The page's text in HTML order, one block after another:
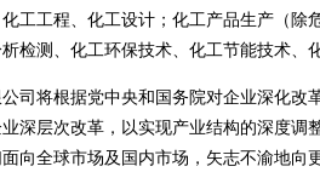
工工程、化工设计；化工产品生产（除
检测、化工环保技术、化工节能技术、
司将根据党中央和国务院对企业深化
深层次改革，以实现产业结构的深度调
向全球市场及国内市场，矢志不渝地向